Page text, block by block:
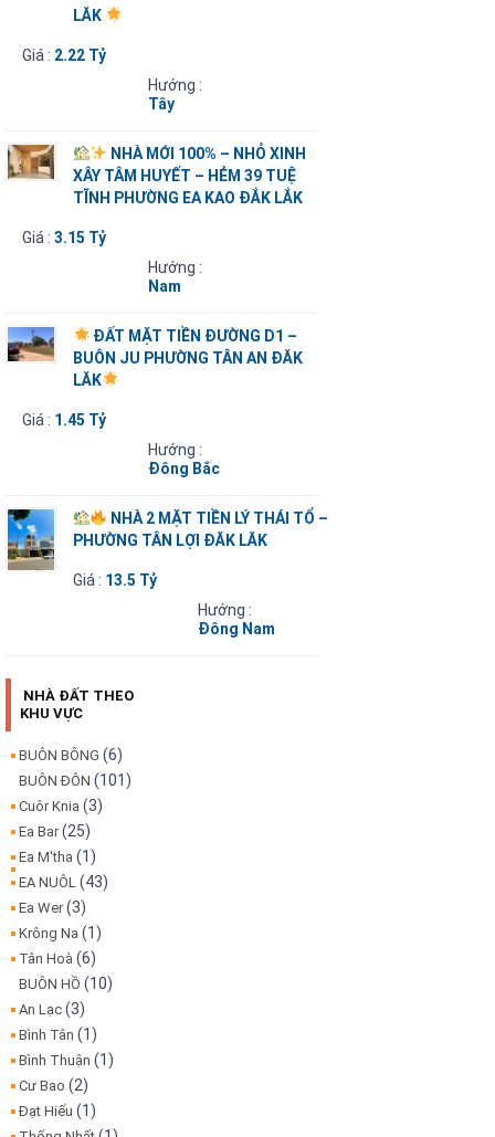
LĂK
Giá : 2.22 Tỷ
Hướng :
Tây
NHÀ MỚI 100% – NHỎ XINH
XÂY TÂM HUYẾT – HẺM 39 TUỆ
TĨNH PHƯỜNG EA KAO ĐẮK LẮK
Giá : 3.15 Tỷ
Hướng :
Nam
ĐẤT MẶT TIỀN ĐƯỜNG D1 –
BUÔN JU PHƯỜNG TÂN AN ĐĂK
LĂK
Giá : 1.45 Tỷ
Hướng :
Đông Bắc
NHÀ 2 MẶT TIỀN LÝ THÁI TỔ –
PHƯỜNG TÂN LỢI ĐĂK LĂK
Giá : 13.5 Tỷ
Hướng :
Đông Nam
NHÀ ĐẤT THEO
KHU VỰC
BUÔN BÔNG (6)
BUÔN ĐÔN (101)
Cuôr Knia (3)
Ea Bar(25)
Ea M'tha (1)
EA NUÔL (43)
Ea Wer(3)
Krông Na (1)
Tân Hoà (6)
BUÔN HỒ (10)
An Lạc (3)
Bình Tân (1)
Bình Thuận (1)
Cư Bao (2)
Đạt Hiếu (1)